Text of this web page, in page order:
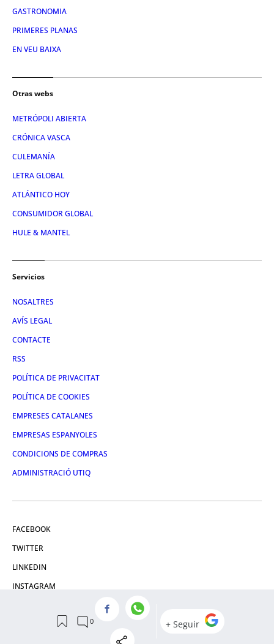
GASTRONOMIA
PRIMERES PLANAS
EN VEU BAIXA
Otras webs
METRÓPOLI ABIERTA
CRÓNICA VASCA
CULEMANÍA
LETRA GLOBAL
ATLÁNTICO HOY
CONSUMIDOR GLOBAL
HULE & MANTEL
Servicios
NOSALTRES
AVÍS LEGAL
CONTACTE
RSS
POLÍTICA DE PRIVACITAT
POLÍTICA DE COOKIES
EMPRESES CATALANES
EMPRESAS ESPANYOLES
CONDICIONS DE COMPRAS
ADMINISTRACIÓ UTIQ
FACEBOOK
TWITTER
LINKEDIN
INSTAGRAM